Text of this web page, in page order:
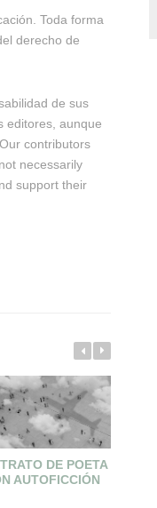
Toda forma
derecho de
de sus
editores, aunque
contributors
necessarily
support their
DE POETA
AUTOFICCIÓN